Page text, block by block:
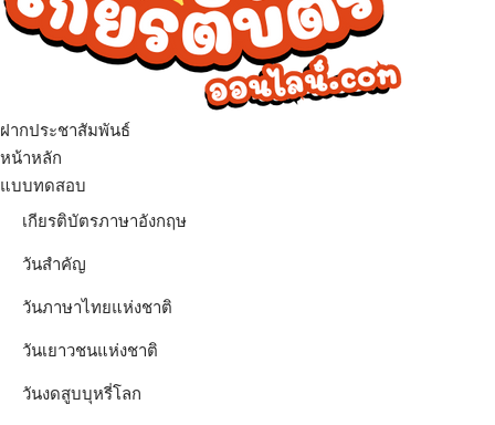
ฝากประชาสัมพันธ์
หน้าหลัก
แบบทดสอบ
เกียรติบัตรภาษาอังกฤษ
วันสำคัญ
วันภาษาไทยแห่งชาติ
วันเยาวชนแห่งชาติ
วันงดสูบบุหรี่โลก